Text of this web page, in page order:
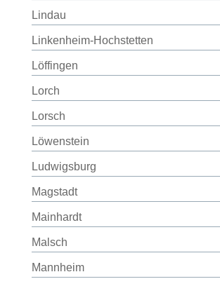
Lindau
Linkenheim-Hochstetten
Löffingen
Lorch
Lorsch
Löwenstein
Ludwigsburg
Magstadt
Mainhardt
Malsch
Mannheim